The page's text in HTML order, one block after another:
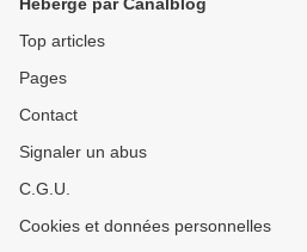
Top articles
Pages
Contact
Signaler un abus
C.G.U.
Cookies et données personnelles